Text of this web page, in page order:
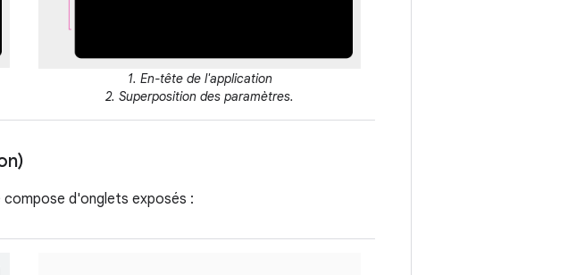
1. En-tête de l'application
2. Superposition des paramètres.
d'onglets exposés :